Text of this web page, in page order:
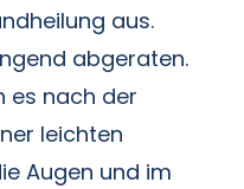
aus.
abgeraten.
es nach der
leichten
Augen und im